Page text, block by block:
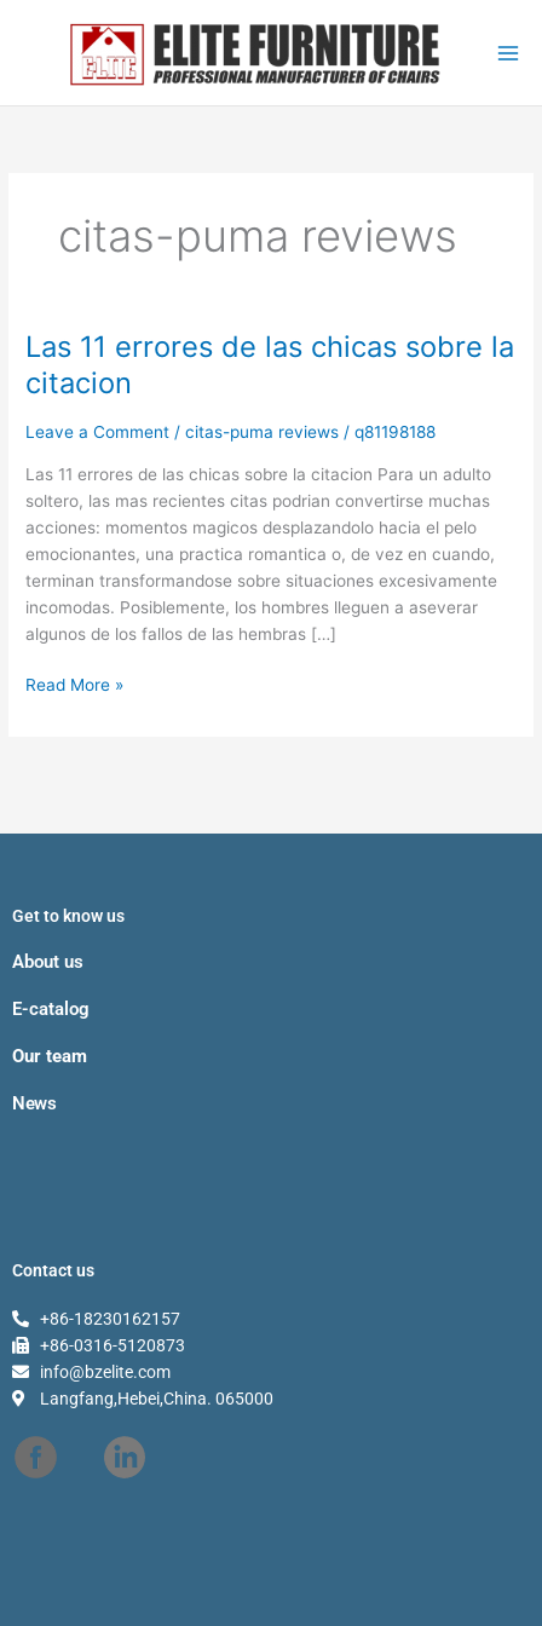
citas-puma reviews
Las 11 errores de las chicas sobre la
citacion
Leave a Comment /citas-puma reviews /q81198188
Las 11 errores de las chicas sobre la citacion Para un adulto
soltero, las mas recientes citas podrian convertirse muchas
acciones: momentos magicos desplazandolo hacia el pelo
emocionantes, una practica romantica o, de vez en cuando,
terminan transformandose sobre situaciones excesivamente
incomodas. Posiblemente, los hombres lleguen a aseverar
algunos de los fallos de las hembras […]
Las
errores
chicas
sobre
la
citacion
Read More »
Get to know us
About us
E-catalog
Our team
News
Contact us
+86-18230162157
+86-0316-5120873
info@bzelite.com
Langfang,Hebei,China. 065000